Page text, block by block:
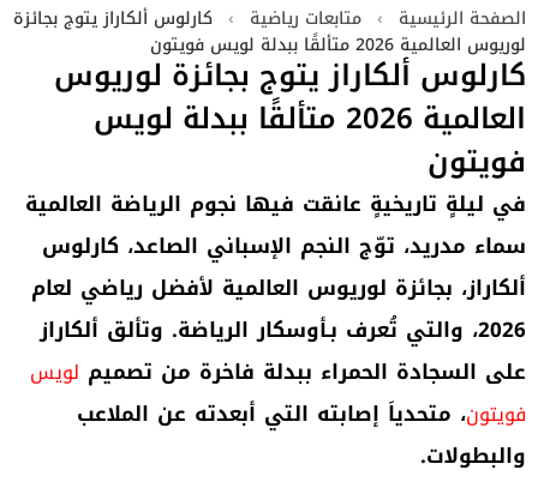
الصفحة الرئيسية › متابعات رياضية › كارلوس ألكاراز يتوج بجائزة
لوريوس العالمية 2026 متألقًا ببدلة لويس فويتون
كارلوس ألكاراز يتوج بجائزة لوريوس
العالمية 2026 متألقًا ببدلة لويس
فويتون
في ليلةٍ تاريخيةٍ عانقت فيها نجوم الرياضة العالمية
سماء مدريد، توّج النجم الإسباني الصاعد، كارلوس
ألكاراز، بجائزة لوريوس العالمية لأفضل رياضي لعام
2026، والتي تُعرف بـأوسكار الرياضة. وتألق ألكاراز
على السجادة الحمراء ببدلة فاخرة من تصميم لويس
فويتون، متحدياَ إصابته التي أبعدته عن الملاعب
والبطولات.